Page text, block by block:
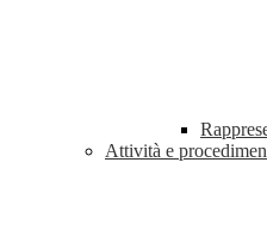
Attività e